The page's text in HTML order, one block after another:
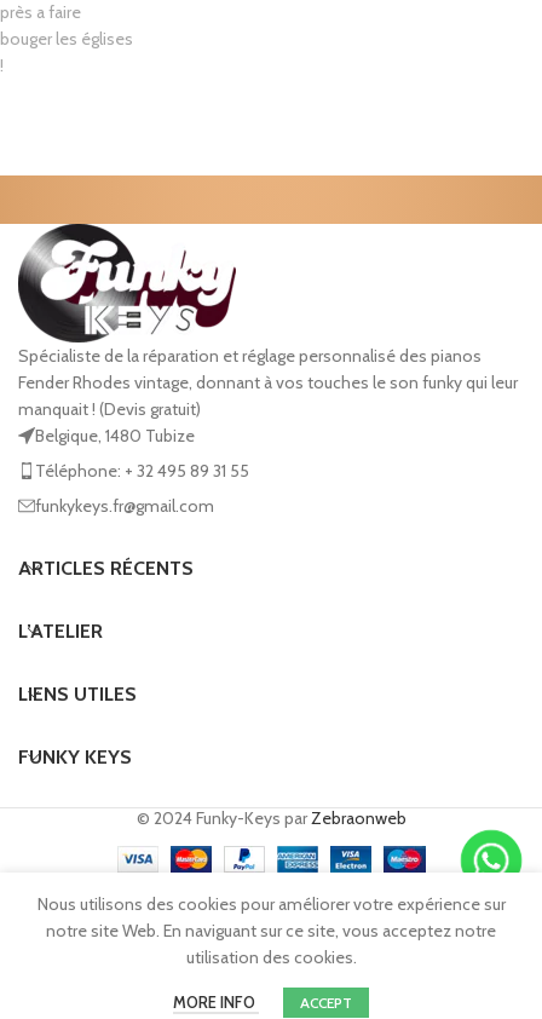
Demander un devis
près a faire
bouger les églises
!
Spécialiste de la réparation et réglage personnalisé des pianos
Fender Rhodes vintage, donnant à vos touches le son funky qui leur
manquait ! (Devis gratuit)
Belgique, 1480 Tubize
Téléphone: + 32 495 89 31 55
funkykeys.fr@gmail.com
ARTICLES RÉCENTS
L’ATELIER
LIENS UTILES
FUNKY KEYS
© 2024 Funky-Keys parZebraonweb
Nous utilisons des cookies pour améliorer votre expérience sur
notre site Web. En naviguant sur ce site, vous acceptez notre
utilisation des cookies.
MORE INFO ACCEPT